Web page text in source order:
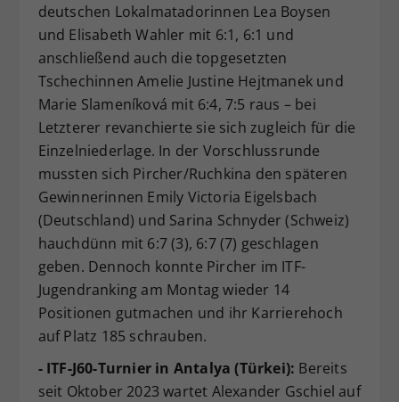
deutschen Lokalmatadorinnen Lea Boysen
und Elisabeth Wahler mit 6:1, 6:1 und
anschließend auch die topgesetzten
Tschechinnen Amelie Justine Hejtmanek und
Marie Slameníková mit 6:4, 7:5 raus – bei
Letzterer revanchierte sie sich zugleich für die
Einzelniederlage. In der Vorschlussrunde
mussten sich Pircher/Ruchkina den späteren
Gewinnerinnen Emily Victoria Eigelsbach
(Deutschland) und Sarina Schnyder (Schweiz)
hauchdünn mit 6:7 (3), 6:7 (7) geschlagen
geben. Dennoch konnte Pircher im ITF-
Jugendranking am Montag wieder 14
Positionen gutmachen und ihr Karrierehoch
auf Platz 185 schrauben.
- ITF-J60-Turnier in Antalya (Türkei): Bereits
seit Oktober 2023 wartet Alexander Gschiel auf